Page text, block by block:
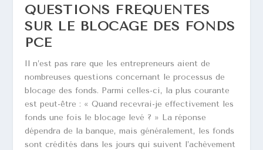
QUESTIONS FRÉQUENTES
SUR LE BLOCAGE DES FONDS
PCE
Il n’est pas rare que les entrepreneurs aient de
nombreuses questions concernant le processus de
blocage des fonds. Parmi celles-ci, la plus courante
est peut-être : « Quand recevrai-je effectivement les
fonds une fois le blocage levé ? » La réponse
dépendra de la banque, mais généralement, les fonds
sont crédités dans les jours qui suivent l’achèvement